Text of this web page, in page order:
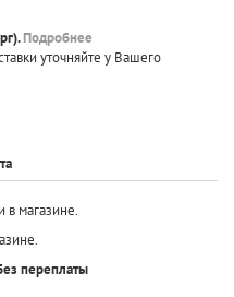
Подробнее
уточняйте у Вашего
в магазине.
переплаты